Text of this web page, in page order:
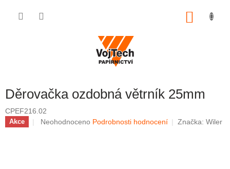
Děrovačka ozdobná větrník 25mm
CPEF216.02
Akce Průměrné hodnocení produktu je 0,0 z 5 hvězdiček.
Neohodnoceno Podrobnosti hodnocení Značka: Wiler